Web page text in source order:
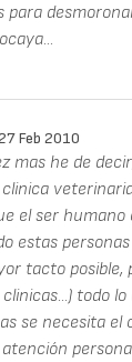
para
Feb 2010
mas he de
el ser humano
estas
tacto posible,
todo
se necesita